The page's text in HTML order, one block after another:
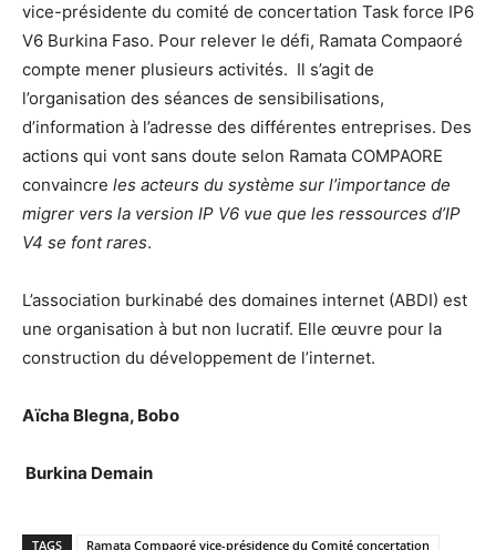
vice-présidente du comité de concertation Task force IP6
V6 Burkina Faso. Pour relever le défi, Ramata Compaoré
compte mener plusieurs activités. Il s’agit de
l’organisation des séances de sensibilisations,
d’information à l’adresse des différentes entreprises. Des
actions qui vont sans doute selon Ramata COMPAORE
convaincre les acteurs du système sur l’importance de
migrer vers la version IP V6 vue que les ressources d’IP
V4 se font rares.
L’association burkinabé des domaines internet (ABDI) est
une organisation à but non lucratif. Elle œuvre pour la
construction du développement de l’internet.
Aïcha Blegna, Bobo
Burkina Demain
TAGS Ramata Compaoré vice-présidence du Comité concertation